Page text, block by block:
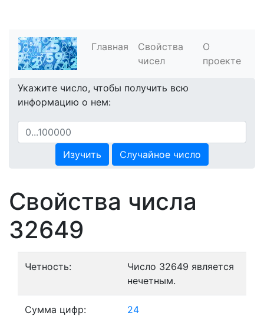
Главная
Свойства
чисел
О
проекте
Укажите число, чтобы получить всю
информацию о нем:
Изучить Случайное число
Свойства числа
32649
Четность:
Число 32649 является
нечетным.
Сумма цифр: 24